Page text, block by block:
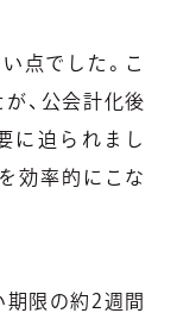
点でした。こ
、公会計化後
に迫られまし
効率的にこな
期限の約2週間